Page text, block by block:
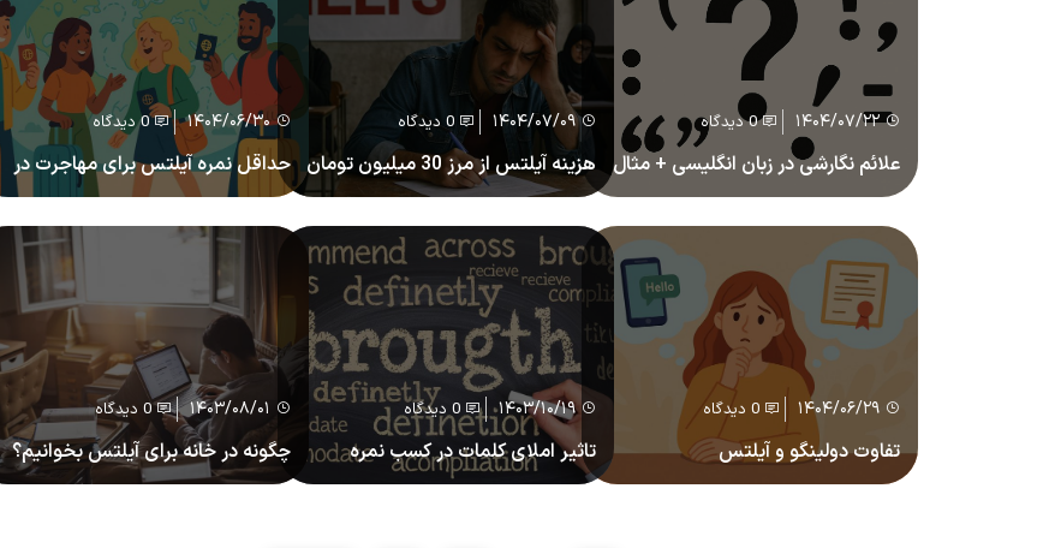
۱۴۰۴/۰۷/۲۲ 0 دیدگاه
علائم نگارشی در زبان انگلیسی + مثال
کاربردی برای آیلتس و تافل
۱۴۰۴/۰۷/۰۹ 0 دیدگاه
هزینه آیلتس از مرز 30 میلیون تومان
رد شد! (تهدید یا فرصت)
۱۴۰۴/۰۶/۳۰ 0 دیدگاه
حداقل نمره آیلتس برای مهاجرت در
سال 2026
۱۴۰۴/۰۶/۲۹ 0 دیدگاه
تفاوت دولینگو و آیلتس
۱۴۰۳/۱۰/۱۹ 0 دیدگاه
تاثیر املای کلمات در کسب نمره
لیسنینگ آیلتس
۱۴۰۳/۰۸/۰۱ 0 دیدگاه
چگونه در خانه برای آیلتس بخوانیم؟